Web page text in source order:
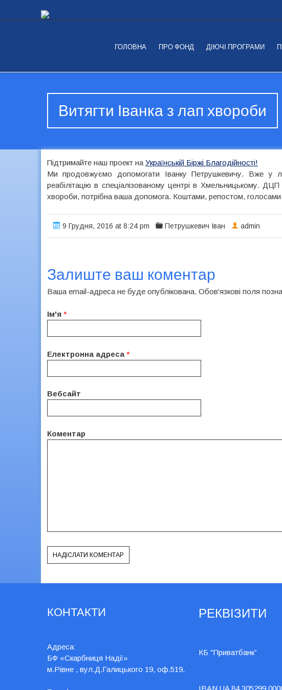
ГОЛОВНА ПРО ФОНД ДІЮЧІ ПРОГРАМИ
Витягти Іванка з лап хвороби
Підтримайте наш проект на Українській Біржі Благодійності!
Ми продовжуємо допомогати Іванку Петрушкевичу. Вже у
реабілітацію в спеціалізованому центрі в Хмельницькому.
хвороби, потрібна ваша допомога. Коштами, репостом, голосами
9 Грудня, 2016 at 8:24 pm Петрушкевич Іван admin
Залиште ваш коментар
Ваша email-адреса не буде опублікована. Обов'язкові поля
Ім'я *
Електронна адреса *
Вебсайт
Коментар
КОНТАКТИ
Адреса:
БФ «Скарбниця Надії»
м.Рівне , вул.Д.Галицького 19, оф.519.
РЕКВІЗИТИ
КБ "Приватбанк”
IBAN UA 84 305299